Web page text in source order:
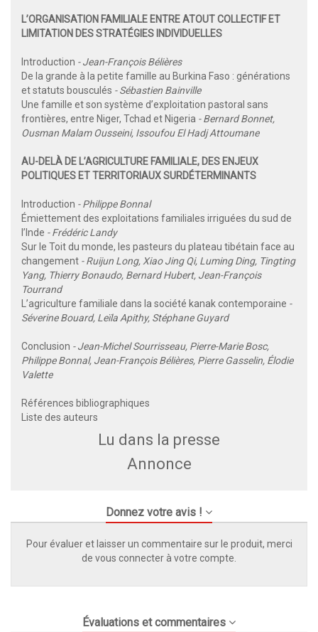
L’ORGANISATION FAMILIALE ENTRE ATOUT COLLECTIF ET
LIMITATION DES STRATÉGIES INDIVIDUELLES
Introduction - Jean-François Bélières
De la grande à la petite famille au Burkina Faso : générations
et statuts bousculés - Sébastien Bainville
Une famille et son système d’exploitation pastoral sans
frontières, entre Niger, Tchad et Nigeria - Bernard Bonnet,
Ousman Malam Ousseini, Issoufou El Hadj Attoumane
AU-DELÀ DE L’AGRICULTURE FAMILIALE, DES ENJEUX
POLITIQUES ET TERRITORIAUX SURDÉTERMINANTS
Introduction - Philippe Bonnal
Émiettement des exploitations familiales irriguées du sud de
l’Inde - Frédéric Landy
Sur le Toit du monde, les pasteurs du plateau tibétain face au
changement - Ruijun Long, Xiao Jing Qi, Luming Ding, Tingting
Yang, Thierry Bonaudo, Bernard Hubert, Jean-François
Tourrand
L’agriculture familiale dans la société kanak contemporaine -
Séverine Bouard, Leïla Apithy, Stéphane Guyard
Conclusion - Jean-Michel Sourrisseau, Pierre-Marie Bosc,
Philippe Bonnal, Jean-François Bélières, Pierre Gasselin, Élodie
Valette
Références bibliographiques
Liste des auteurs
Lu dans la presse
Annonce
Donnez votre avis !
Pour évaluer et laisser un commentaire sur le produit, merci
de vous connecter à votre compte.
Évaluations et commentaires